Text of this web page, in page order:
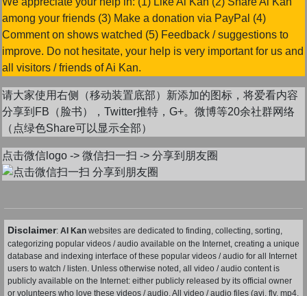
among your friends (3) Make a donation via PayPal (4)
Comment on shows watched (5) Feedback / suggestions to
improve. Do not hesitate, your help is very important for us and
all visitors / friends of Ai Kan.
请大家使用右侧（移动装置底部）新添加的图标，将爱看内容
分享到FB（脸书），Twitter推特，G+。微博等20余社群网络
（点绿色Share可以显示全部）
点击微信logo -> 微信扫一扫 -> 分享到朋友圈
Disclaimer: AI Kan websites are dedicated to finding, collecting, sorting,
categorizing popular videos / audio available on the Internet, creating a unique
database and indexing interface of these popular videos / audio for all Internet
users to watch / listen. Unless otherwise noted, all video / audio content is
publicly available on the Internet: either publicly released by its official owner
or volunteers who love these videos / audio. All video / audio files (avi, flv, mp4,